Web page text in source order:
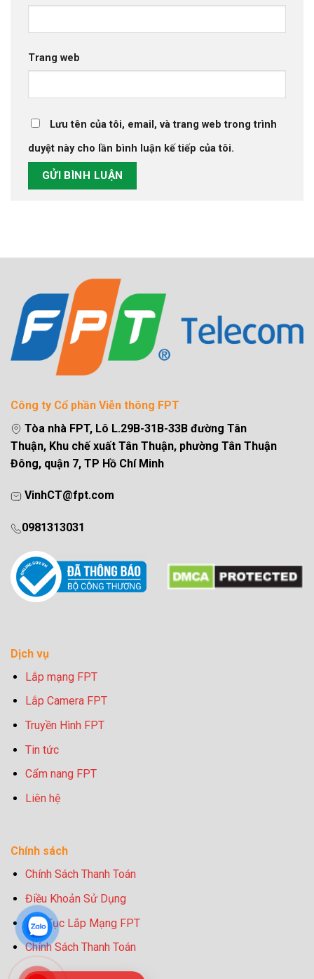
Trang web
Lưu tên của tôi, email, và trang web trong trình
duyệt này cho lần bình luận kế tiếp của tôi.
Công ty Cổ phần Viễn thông FPT
Tòa nhà FPT, Lô L.29B-31B-33B đường Tân
Thuận, Khu chế xuất Tân Thuận, phường Tân Thuận
Đông, quận 7, TP Hồ Chí Minh
VinhCT@fpt.com
0981313031
Dịch vụ
Lắp mạng FPT
Lắp Camera FPT
Truyền Hình FPT
Tin tức
Cẩm nang FPT
Liên hệ
Chính sách
Chính Sách Thanh Toán
Điều Khoản Sử Dụng
Thủ Tục Lắp Mạng FPT
Chính Sách Thanh Toán